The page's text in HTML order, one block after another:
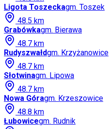
Ligota Toszeckagm. Toszek
48.5 km
Grabówkagm. Bierawa
48.7 km
Rudyszwałdgm. Krzyżanowice
48.7 km
Słotwinagm. Lipowa
48.7 km
Nowa Góragm. Krzeszowice
48.8 km
Łubowicegm. Rudnik